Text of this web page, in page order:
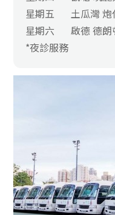
星期五
土瓜灣 炮
星期六
啟德 德朗
*夜診服務